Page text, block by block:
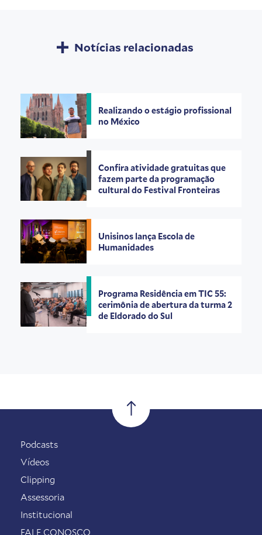
Notícias relacionadas
Realizando o estágio profissional
no México
Confira atividade gratuitas que
fazem parte da programação
cultural do Festival Fronteiras
Unisinos lança Escola de
Humanidades
Programa Residência em TIC 55:
cerimônia de abertura da turma 2
de Eldorado do Sul
Podcasts
Vídeos
Clipping
Assessoria
Institucional
FALE CONOSCO